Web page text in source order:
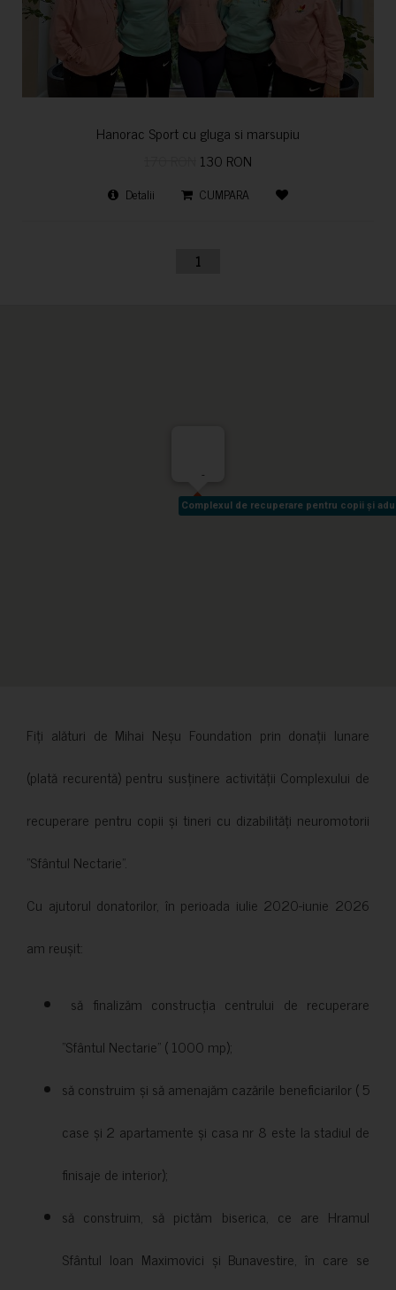
Hanorac Sport cu gluga si marsupiu
130 RON
Detalii CUMPARA
1
Complexul de recuperare pentru copii și
Complexul de recuperare pentru copii și
-
Fiți alături de Mihai Neșu Foundation prin donații lunare
(plată recurentă) pentru susținere activității Complexului de
recuperare pentru copii și tineri cu dizabilități neuromotorii
”Sfântul Nectarie”.
Cu ajutorul donatorilor, în perioada iulie 2020-iunie 2026
am reușit:
să finalizăm construcția centrului de recuperare
”Sfântul Nectarie” ( 1000 mp);
să construim și să amenajăm cazările beneficiarilor ( 5
case și 2 apartamente și casa nr 8 este la stadiul de
finisaje de interior);
să construim, să pictăm biserica, ce are Hramul
Sfântul Ioan Maximovici și Bunavestire, în care se